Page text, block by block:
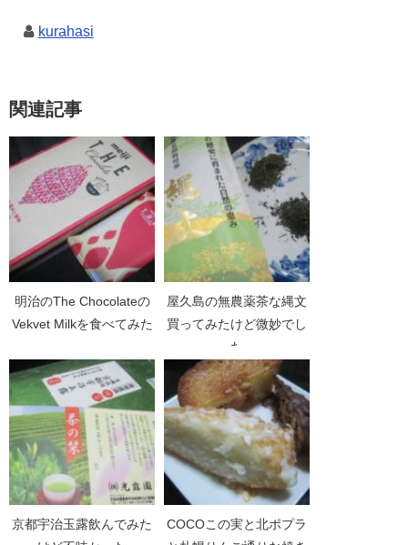
kurahasi
関連記事
明治のThe Chocolateの
Vekvet Milkを食べてみた
屋久島の無農薬茶な縄文
買ってみたけど微妙でし
た
京都宇治玉露飲んでみた
COCOこの実と北ポプラ